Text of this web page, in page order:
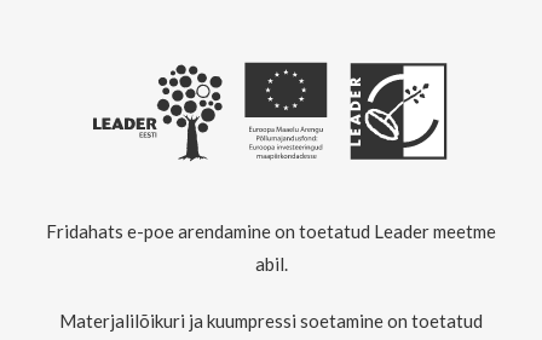
Fridahats e-poe arendamine on toetatud Leader meetme
abil.
Materjalilõikuri ja kuumpressi soetamine on toetatud